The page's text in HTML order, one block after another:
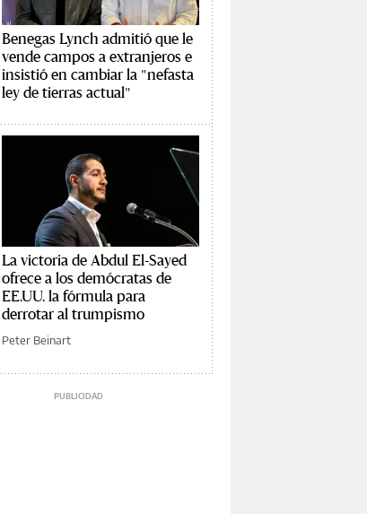
Benegas Lynch admitió que le
vende campos a extranjeros e
insistió en cambiar la "nefasta
ley de tierras actual"
La victoria de Abdul El-Sayed
ofrece a los demócratas de
EE.UU. la fórmula para
derrotar al trumpismo
Peter Beinart